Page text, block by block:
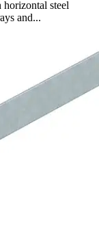
steel
and...